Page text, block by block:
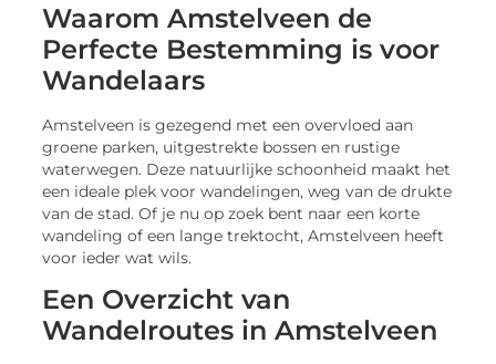
Waarom Amstelveen de
Perfecte Bestemming is voor
Wandelaars
Amstelveen is gezegend met een overvloed aan
groene parken, uitgestrekte bossen en rustige
waterwegen. Deze natuurlijke schoonheid maakt het
een ideale plek voor wandelingen, weg van de drukte
van de stad. Of je nu op zoek bent naar een korte
wandeling of een lange trektocht, Amstelveen heeft
voor ieder wat wils.
Een Overzicht van
Wandelroutes in Amstelveen